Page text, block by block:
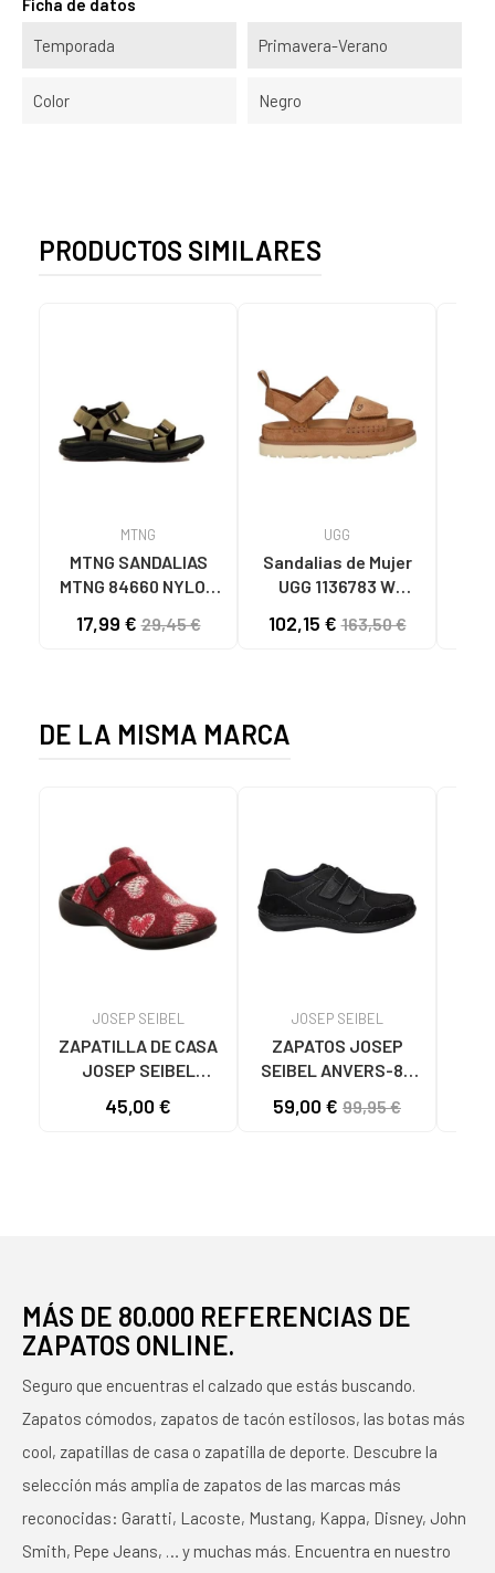
Ficha de datos
Temporada Primavera-Verano
Color Negro
PRODUCTOS SIMILARES
MTNG
MTNG SANDALIAS
MTNG 84660 NYLON
C59785 - - NYLON
17,99 €29,45 €
UGG
Sandalias de Mujer
UGG 1136783 W
CHESTNUT
102,15 €163,50 €
DE LA MISMA MARCA
JOSEP SEIBEL
ZAPATILLA DE CASA
JOSEP SEIBEL
307 - CORAZONES
45,00 €
JOSEP SEIBEL
ZAPATOS JOSEP
SEIBEL ANVERS-85
NUBUCK NEGRO
59,00 € 99,95 €
MÁS DE 80.000 REFERENCIAS DE
ZAPATOS ONLINE.
Seguro que encuentras el calzado que estás buscando.
Zapatos cómodos, zapatos de tacón estilosos, las botas más
cool, zapatillas de casa o zapatilla de deporte. Descubre la
selección más amplia de zapatos de las marcas más
reconocidas: Garatti, Lacoste, Mustang, Kappa, Disney, John
Smith, Pepe Jeans, … y muchas más. Encuentra en nuestro